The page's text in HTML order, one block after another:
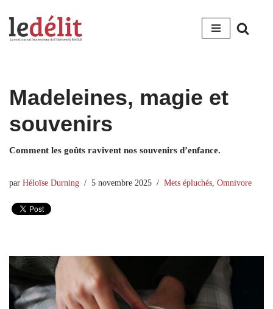
Aller
Madeleines, magie et
souvenirs
Comment les goûts ravivent nos souvenirs d’enfance.
par Héloïse Durning 5 novembre 2025 Mets épluchés Omnivore